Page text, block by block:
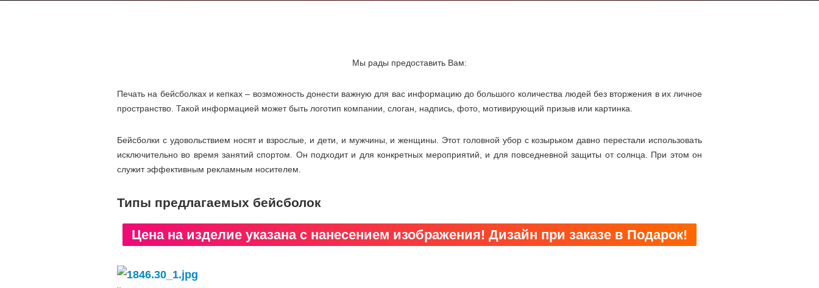
Мы рады предоставить Вам:
Печать на бейсболках и кепках – возможность донести важную для вас информацию до большого количества людей без вторжения в их личное
пространство. Такой информацией может быть логотип компании, слоган, надпись, фото, мотивирующий призыв или картинка.
Бейсболки с удовольствием носят и взрослые, и дети, и мужчины, и женщины. Этот головной убор с козырьком давно перестали использовать
исключительно во время занятий спортом. Он подходит и для конкретных мероприятий, и для повседневной защиты от солнца. При этом он
служит эффективным рекламным носителем.
Типы предлагаемых бейсболок
Цена на изделие указана с нанесением изображения! Дизайн при заказе в Подарок!